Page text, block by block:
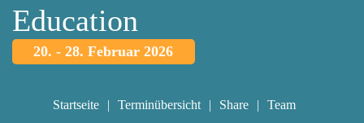
Education
20. - 28. Februar 2026
Startseite Terminübersicht Share
Team